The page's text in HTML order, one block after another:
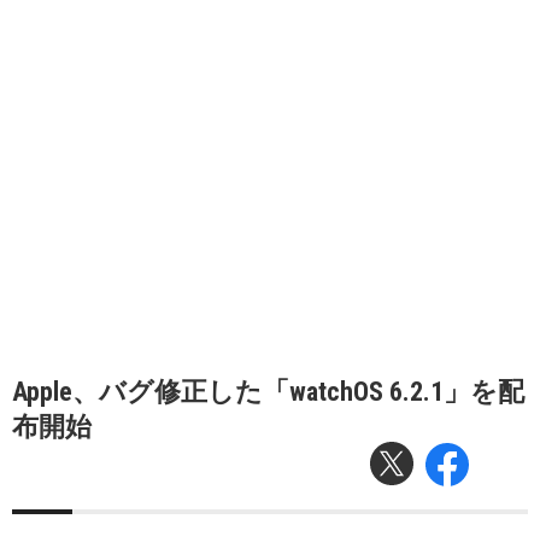
Apple、バグ修正した「watchOS 6.2.1」を配
布開始